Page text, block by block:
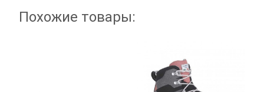
Похожие товары: